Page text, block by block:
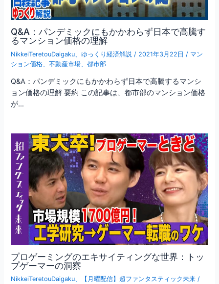
Q&A：パンデミックにもかかわらず日本で高騰す
るマンション価格の理解
NikkeiTeretouDaigaku 、ゆっくり経済解説 / 2021年3月22日 / マン
ション価格 、不動産市場 、都市部
Q&A：パンデミックにもかかわらず日本で高騰するマンシ
ョン価格の理解 要約 この記事は、都市部のマンション価格
が…
プロゲーミングのエキサイティングな世界：トッ
プゲーマーの洞察
NikkeiTeretouDaigaku 【月曜配信】超ファンタスティック未来 /